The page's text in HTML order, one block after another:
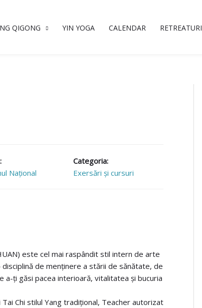
QIGONG YIN YOGA CALENDAR RETREATURI
Național
Categoria:
Exersări și cursuri
este cel mai raspândit stil intern de arte
de menținere a stării de sănătate, de
ți găsi pacea interioară, vitalitatea și bucuria
Chi stilul Yang tradițional, Teacher autorizat